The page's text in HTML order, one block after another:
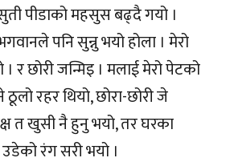
पीडाको महसुस बढ्दै गयो ।
पनि सुन्नु भयो होला । मेरो
र छोरी जन्मिइ । मलाई मेरो पेटको
रहर थियो, छोरा-छोरी जे
त खुसी नै हुनु भयो, तर घरका
रंग सरी भयो ।